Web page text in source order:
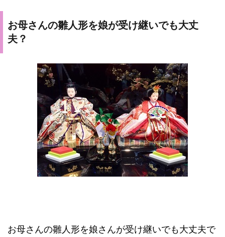
お母さんの雛人形を娘が受け継いでも大丈
夫？
お母さんの雛人形を娘さんが受け継いでも大丈夫で